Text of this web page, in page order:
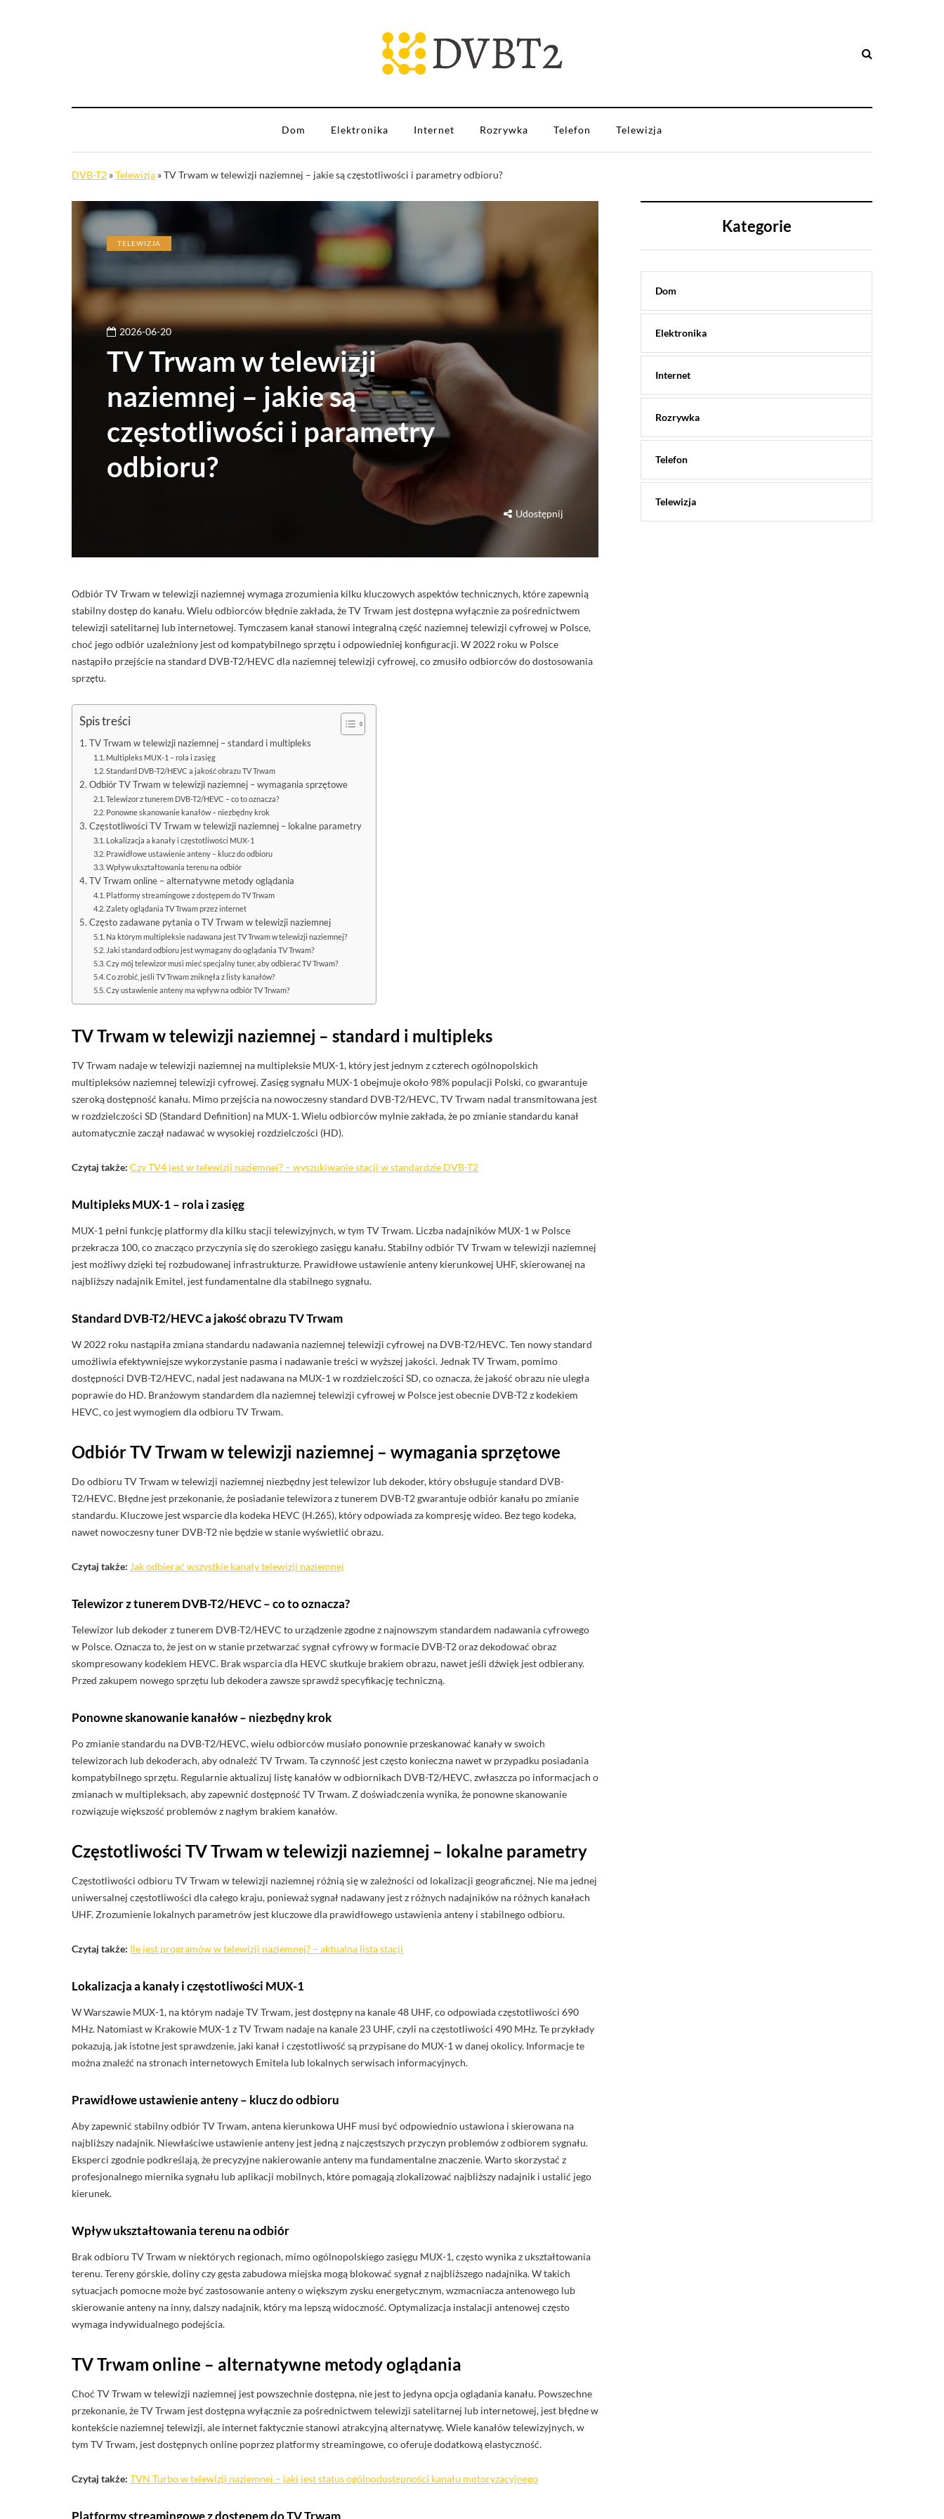
Dom Elektronika Internet Rozrywka Telefon Telewizja
DVB-T2 »Telewizja »TV Trwam w telewizji naziemnej – jakie są częstotliwości i parametry odbioru?
TELEWIZJA
2026-06-20
TV Trwam w telewizji
naziemnej – jakie są
częstotliwości i parametry
odbioru?
Udostępnij
Odbiór TV Trwam w telewizji naziemnej wymaga zrozumienia kilku kluczowych aspektów technicznych, które zapewnią
stabilny dostęp do kanału. Wielu odbiorców błędnie zakłada, że TV Trwam jest dostępna wyłącznie za pośrednictwem
telewizji satelitarnej lub internetowej. Tymczasem kanał stanowi integralną część naziemnej telewizji cyfrowej w Polsce,
choć jego odbiór uzależniony jest od kompatybilnego sprzętu i odpowiedniej konfiguracji. W 2022 roku w Polsce
nastąpiło przejście na standard DVB-T2/HEVC dla naziemnej telewizji cyfrowej, co zmusiło odbiorców do dostosowania
sprzętu.
Spis treści
TV Trwam w telewizji naziemnej – standard i multipleks
Multipleks MUX-1 – rola i zasięg
Standard DVB-T2/HEVC a jakość obrazu TV Trwam
Odbiór TV Trwam w telewizji naziemnej – wymagania sprzętowe
Telewizor z tunerem DVB-T2/HEVC – co to oznacza?
Ponowne skanowanie kanałów – niezbędny krok
Częstotliwości TV Trwam w telewizji naziemnej – lokalne parametry
Lokalizacja a kanały i częstotliwości MUX-1
Prawidłowe ustawienie anteny – klucz do odbioru
Wpływ ukształtowania terenu na odbiór
TV Trwam online – alternatywne metody oglądania
Platformy streamingowe z dostępem do TV Trwam
Zalety oglądania TV Trwam przez internet
Często zadawane pytania o TV Trwam w telewizji naziemnej
Na którym multipleksie nadawana jest TV Trwam w telewizji naziemnej?
Jaki standard odbioru jest wymagany do oglądania TV Trwam?
Czy mój telewizor musi mieć specjalny tuner, aby odbierać TV Trwam?
Co zrobić, jeśli TV Trwam zniknęła z listy kanałów?
Czy ustawienie anteny ma wpływ na odbiór TV Trwam?
TV Trwam w telewizji naziemnej – standard i multipleks
TV Trwam nadaje w telewizji naziemnej na multipleksie MUX-1, który jest jednym z czterech ogólnopolskich
multipleksów naziemnej telewizji cyfrowej. Zasięg sygnału MUX-1 obejmuje około 98% populacji Polski, co gwarantuje
szeroką dostępność kanału. Mimo przejścia na nowoczesny standard DVB-T2/HEVC, TV Trwam nadal transmitowana jest
w rozdzielczości SD (Standard Definition) na MUX-1. Wielu odbiorców mylnie zakłada, że po zmianie standardu kanał
automatycznie zaczął nadawać w wysokiej rozdzielczości (HD).
Czytaj także: Czy TV4 jest w telewizji naziemnej? – wyszukiwanie stacji w standardzie DVB-T2
Multipleks MUX-1 – rola i zasięg
MUX-1 pełni funkcję platformy dla kilku stacji telewizyjnych, w tym TV Trwam. Liczba nadajników MUX-1 w Polsce
przekracza 100, co znacząco przyczynia się do szerokiego zasięgu kanału. Stabilny odbiór TV Trwam w telewizji naziemnej
jest możliwy dzięki tej rozbudowanej infrastrukturze. Prawidłowe ustawienie anteny kierunkowej UHF, skierowanej na
najbliższy nadajnik Emitel, jest fundamentalne dla stabilnego sygnału.
Standard DVB-T2/HEVC a jakość obrazu TV Trwam
W 2022 roku nastąpiła zmiana standardu nadawania naziemnej telewizji cyfrowej na DVB-T2/HEVC. Ten nowy standard
umożliwia efektywniejsze wykorzystanie pasma i nadawanie treści w wyższej jakości. Jednak TV Trwam, pomimo
dostępności DVB-T2/HEVC, nadal jest nadawana na MUX-1 w rozdzielczości SD, co oznacza, że jakość obrazu nie uległa
poprawie do HD. Branżowym standardem dla naziemnej telewizji cyfrowej w Polsce jest obecnie DVB-T2 z kodekiem
HEVC, co jest wymogiem dla odbioru TV Trwam.
Odbiór TV Trwam w telewizji naziemnej – wymagania sprzętowe
Do odbioru TV Trwam w telewizji naziemnej niezbędny jest telewizor lub dekoder, który obsługuje standard DVB-
T2/HEVC. Błędne jest przekonanie, że posiadanie telewizora z tunerem DVB-T2 gwarantuje odbiór kanału po zmianie
standardu. Kluczowe jest wsparcie dla kodeka HEVC (H.265), który odpowiada za kompresję wideo. Bez tego kodeka,
nawet nowoczesny tuner DVB-T2 nie będzie w stanie wyświetlić obrazu.
Czytaj także: Jak odbierać wszystkie kanały telewizji naziemnej
Telewizor z tunerem DVB-T2/HEVC – co to oznacza?
Telewizor lub dekoder z tunerem DVB-T2/HEVC to urządzenie zgodne z najnowszym standardem nadawania cyfrowego
w Polsce. Oznacza to, że jest on w stanie przetwarzać sygnał cyfrowy w formacie DVB-T2 oraz dekodować obraz
skompresowany kodekiem HEVC. Brak wsparcia dla HEVC skutkuje brakiem obrazu, nawet jeśli dźwięk jest odbierany.
Przed zakupem nowego sprzętu lub dekodera zawsze sprawdź specyfikację techniczną.
Ponowne skanowanie kanałów – niezbędny krok
Po zmianie standardu na DVB-T2/HEVC, wielu odbiorców musiało ponownie przeskanować kanały w swoich
telewizorach lub dekoderach, aby odnaleźć TV Trwam. Ta czynność jest często konieczna nawet w przypadku posiadania
kompatybilnego sprzętu. Regularnie aktualizuj listę kanałów w odbiornikach DVB-T2/HEVC, zwłaszcza po informacjach o
zmianach w multipleksach, aby zapewnić dostępność TV Trwam. Z doświadczenia wynika, że ponowne skanowanie
rozwiązuje większość problemów z nagłym brakiem kanałów.
Częstotliwości TV Trwam w telewizji naziemnej – lokalne parametry
Częstotliwości odbioru TV Trwam w telewizji naziemnej różnią się w zależności od lokalizacji geograficznej. Nie ma jednej
uniwersalnej częstotliwości dla całego kraju, ponieważ sygnał nadawany jest z różnych nadajników na różnych kanałach
UHF. Zrozumienie lokalnych parametrów jest kluczowe dla prawidłowego ustawienia anteny i stabilnego odbioru.
Czytaj także: Ile jest programów w telewizji naziemnej? – aktualna lista stacji
Lokalizacja a kanały i częstotliwości MUX-1
W Warszawie MUX-1, na którym nadaje TV Trwam, jest dostępny na kanale 48 UHF, co odpowiada częstotliwości 690
MHz. Natomiast w Krakowie MUX-1 z TV Trwam nadaje na kanale 23 UHF, czyli na częstotliwości 490 MHz. Te przykłady
pokazują, jak istotne jest sprawdzenie, jaki kanał i częstotliwość są przypisane do MUX-1 w danej okolicy. Informacje te
można znaleźć na stronach internetowych Emitela lub lokalnych serwisach informacyjnych.
Prawidłowe ustawienie anteny – klucz do odbioru
Aby zapewnić stabilny odbiór TV Trwam, antena kierunkowa UHF musi być odpowiednio ustawiona i skierowana na
najbliższy nadajnik. Niewłaściwe ustawienie anteny jest jedną z najczęstszych przyczyn problemów z odbiorem sygnału.
Eksperci zgodnie podkreślają, że precyzyjne nakierowanie anteny ma fundamentalne znaczenie. Warto skorzystać z
profesjonalnego miernika sygnału lub aplikacji mobilnych, które pomagają zlokalizować najbliższy nadajnik i ustalić jego
kierunek.
Wpływ ukształtowania terenu na odbiór
Brak odbioru TV Trwam w niektórych regionach, mimo ogólnopolskiego zasięgu MUX-1, często wynika z ukształtowania
terenu. Tereny górskie, doliny czy gęsta zabudowa miejska mogą blokować sygnał z najbliższego nadajnika. W takich
sytuacjach pomocne może być zastosowanie anteny o większym zysku energetycznym, wzmacniacza antenowego lub
skierowanie anteny na inny, dalszy nadajnik, który ma lepszą widoczność. Optymalizacja instalacji antenowej często
wymaga indywidualnego podejścia.
TV Trwam online – alternatywne metody oglądania
Choć TV Trwam w telewizji naziemnej jest powszechnie dostępna, nie jest to jedyna opcja oglądania kanału. Powszechne
przekonanie, że TV Trwam jest dostępna wyłącznie za pośrednictwem telewizji satelitarnej lub internetowej, jest błędne w
kontekście naziemnej telewizji, ale internet faktycznie stanowi atrakcyjną alternatywę. Wiele kanałów telewizyjnych, w
tym TV Trwam, jest dostępnych online poprzez platformy streamingowe, co oferuje dodatkową elastyczność.
Czytaj także: TVN Turbo w telewizji naziemnej – jaki jest status ogólnodostępności kanału motoryzacyjnego
Platformy streamingowe z dostępem do TV Trwam
Kategorie
Dom
Elektronika
Internet
Rozrywka
Telefon
Telewizja